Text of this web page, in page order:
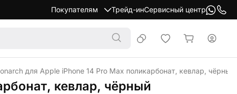
Покупателям Трейд-инСервисный центр
для Apple iPhone 14 Pro Max поликарбонат, кевлар, чёрный
кевлар, чёрный